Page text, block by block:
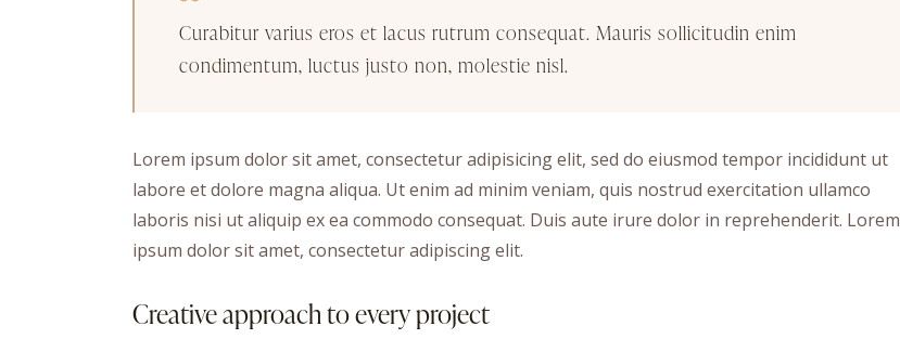
Curabitur varius eros et lacus rutrum consequat. Mauris sollicitudin enim
condimentum, luctus justo non, molestie nisl.
Lorem ipsum dolor sit amet, consectetur adipisicing elit, sed do eiusmod tempor incididunt ut
labore et dolore magna aliqua. Ut enim ad minim veniam, quis nostrud exercitation ullamco
laboris nisi ut aliquip ex ea commodo consequat. Duis aute irure dolor in reprehenderit. Lorem
ipsum dolor sit amet, consectetur adipiscing elit.
Creative approach to every project